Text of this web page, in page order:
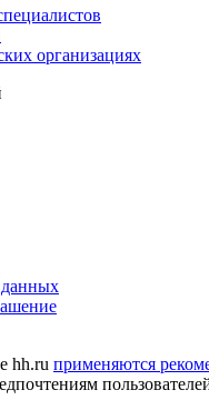
организациях
hh.ru применяются